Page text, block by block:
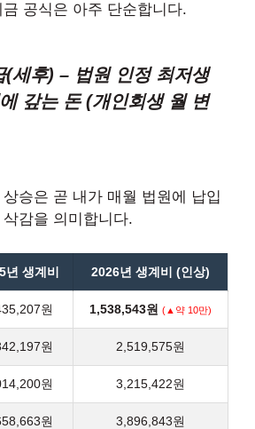
공식은 아주 단순합니다.
(세후) – 법원 인정 최저생
갚는 돈 (개인회생 월 변
승은 곧 내가 매월 법원에 납입
감을 의미합니다.
년 생계비 2026년 생계비 (인상)
원 1,538,543원 (▲약 10만)
원 2,519,575원
원 3,215,422원
원 3,896,843원